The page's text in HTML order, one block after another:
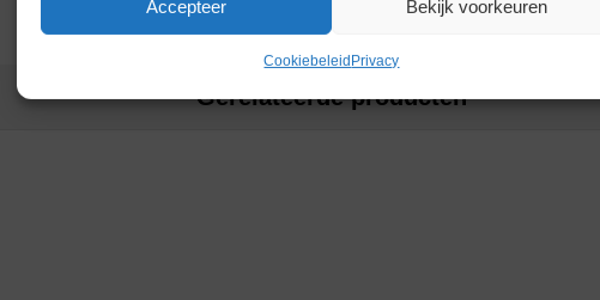
Accepteer Bekijk voorkeuren
CookiebeleidPrivacy
Gerelateerde producten